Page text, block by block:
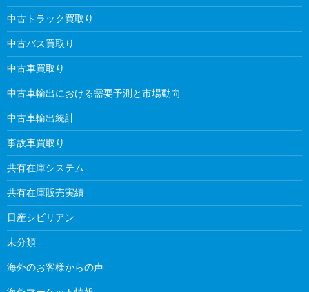
中古トラック買取り
中古バス買取り
中古車買取り
中古車輸出における需要予測と市場動向
中古車輸出統計
事故車買取り
共有在庫システム
共有在庫販売実績
日産シビリアン
未分類
海外のお客様からの声